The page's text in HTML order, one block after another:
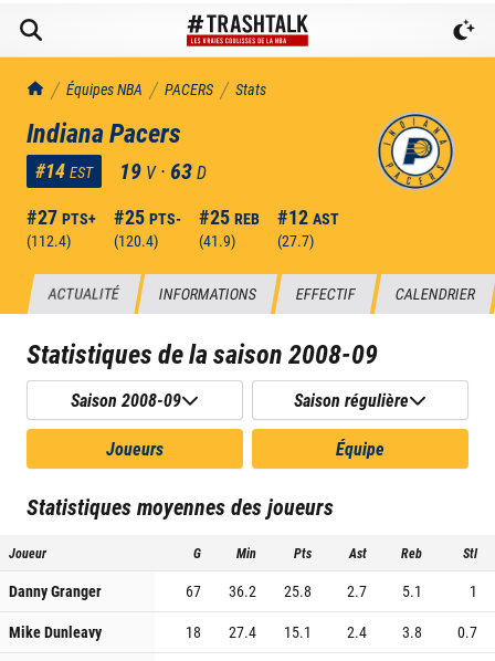
TrashTalk Actu NBA
Équipes NBA PACERS Stats
Indiana Pacers
#14 EST 19 V ·63D
#27 PTS+
(112.4)
#25 PTS-
(120.4)
#25 REB
(41.9)
#12 AST
(27.7)
ACTUALITÉ INFORMATIONS EFFECTIF CALENDRIER
Statistiques de la saison2008-09
Saison 2008-09 Saison régulière
Joueurs Équipe
Statistiques moyennes des joueurs
Joueur G Min Pts Ast Reb Stl
Danny Granger 67 36.2 25.8 2.7 5.1
1
Mike Dunleavy
18 27.4 15.1 2.4 3.8
0.7